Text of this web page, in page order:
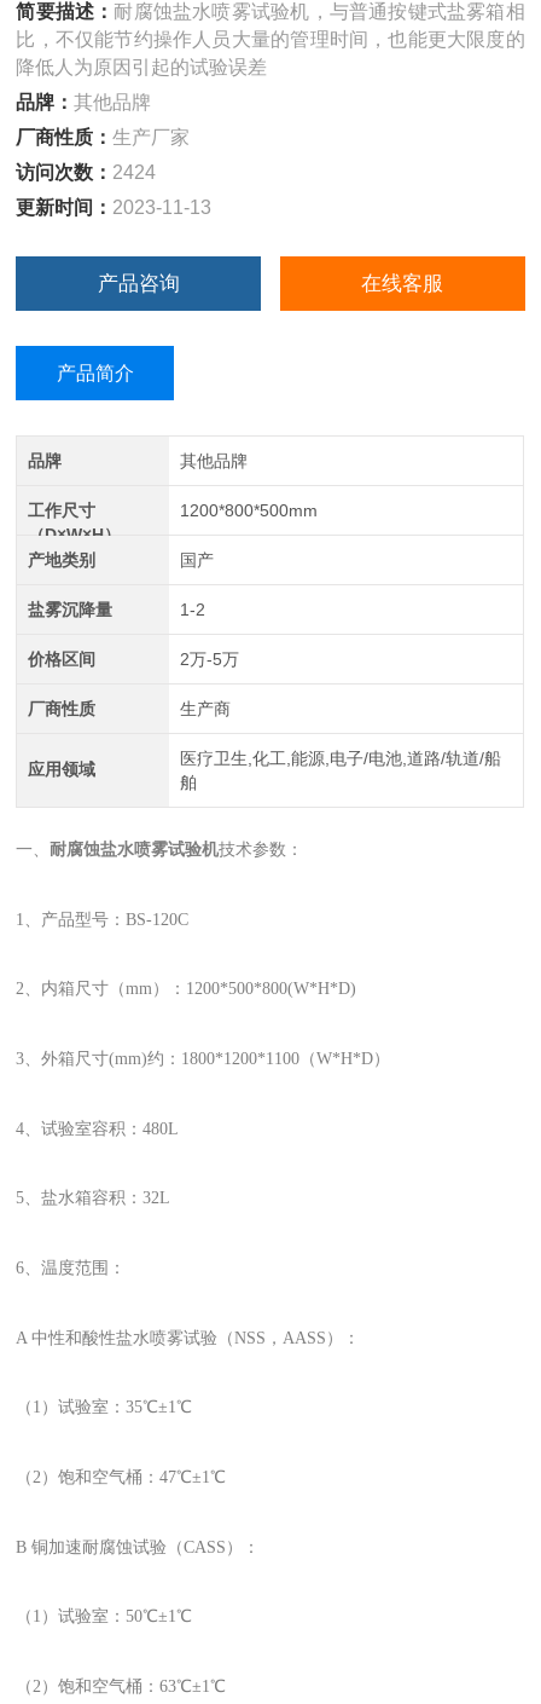
简要描述： 耐腐蚀盐水喷雾试验机，与普通按键式盐雾箱相
比，不仅能节约操作人员大量的管理时间，也能更大限度的
降低人为原因引起的试验误差
品牌：其他品牌
厂商性质：生产厂家
访问次数： 2424
更新时间： 2023-11-13
产品咨询 在线客服
产品简介
品牌 其他品牌
工作尺寸
（D×W×H）
1200*800*500mm
产地类别 国产
盐雾沉降量 1-2
价格区间 2万-5万
厂商性质 生产商
应用领域
医疗卫生,化工,能源,电子/电池,道路/轨道/船
舶
一、 耐腐蚀盐水喷雾试验机技术参数：
1、产品型号：BS-120C
2、内箱尺寸（mm）：1200*500*800(W*H*D)
3、外箱尺寸(mm)约：1800*1200*1100（W*H*D）
4、试验室容积：480L
5、盐水箱容积：32L
6、温度范围：
A 中性和酸性盐水喷雾试验（NSS，AASS）：
（1）试验室：35℃±1℃
（2）饱和空气桶：47℃±1℃
B 铜加速耐腐蚀试验（CASS）：
（1）试验室：50℃±1℃
（2）饱和空气桶：63℃±1℃